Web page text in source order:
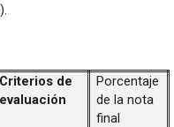
Criterios de
evaluación
Porcentaje
de la nota
final